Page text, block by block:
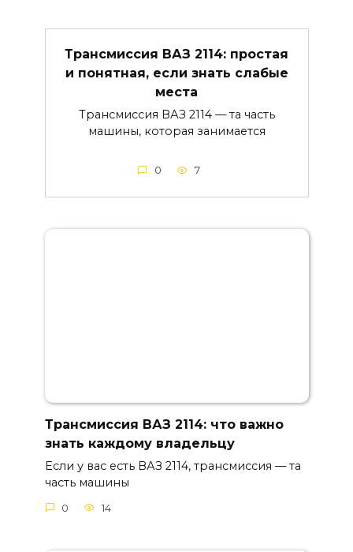
Трансмиссия ВАЗ 2114: простая
и понятная, если знать слабые
места
Трансмиссия ВАЗ 2114 — та часть
машины, которая занимается
0 7
Трансмиссия ВАЗ 2114: что важно
знать каждому владельцу
Если у вас есть ВАЗ 2114, трансмиссия — та
часть машины
0 14